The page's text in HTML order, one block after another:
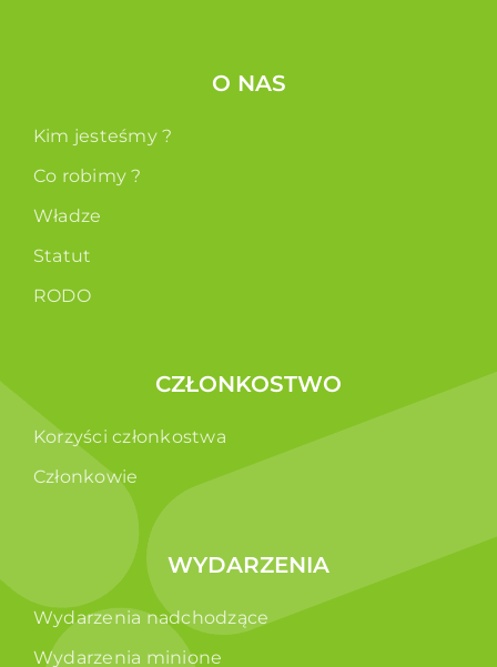
O NAS
Kim jesteśmy ?
Co robimy ?
Władze
Statut
RODO
CZŁONKOSTWO
Korzyści członkostwa
Członkowie
WYDARZENIA
Wydarzenia nadchodzące
Wydarzenia minione